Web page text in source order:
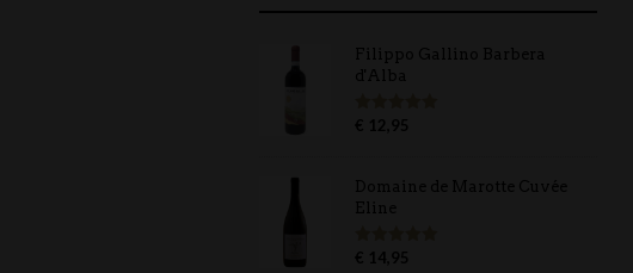
Filippo Gallino Barbera
d'Alba
Gewaardeerd
€ 12,95
Domaine de Marotte Cuvée
Eline
Gewaardeerd
€ 14,95